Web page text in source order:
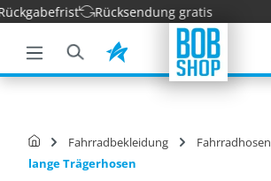
springenRücksendung gratis
Fahrradbekleidung
Fahrradhosen
lange Trägerhosen